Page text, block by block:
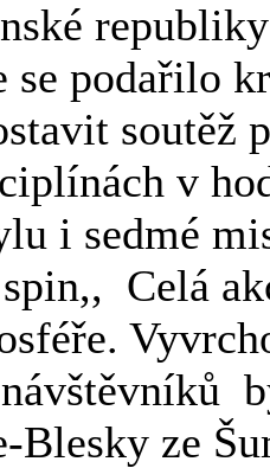
se podařilo
soutěž
v
i sedmé
Celá
Blesky ze